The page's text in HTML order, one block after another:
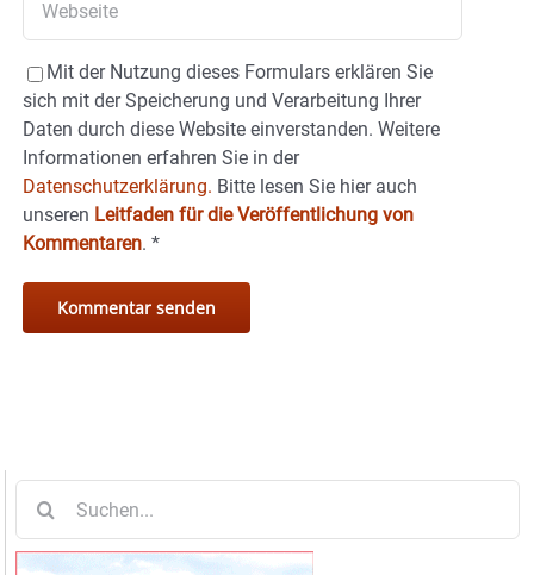
Mit der Nutzung dieses Formulars erklären Sie
sich mit der Speicherung und Verarbeitung Ihrer
Daten durch diese Website einverstanden. Weitere
Informationen erfahren Sie in der
Datenschutzerklärung. Bitte lesen Sie hier auch
unseren Leitfaden für die Veröffentlichung von
Kommentaren. *
nach: